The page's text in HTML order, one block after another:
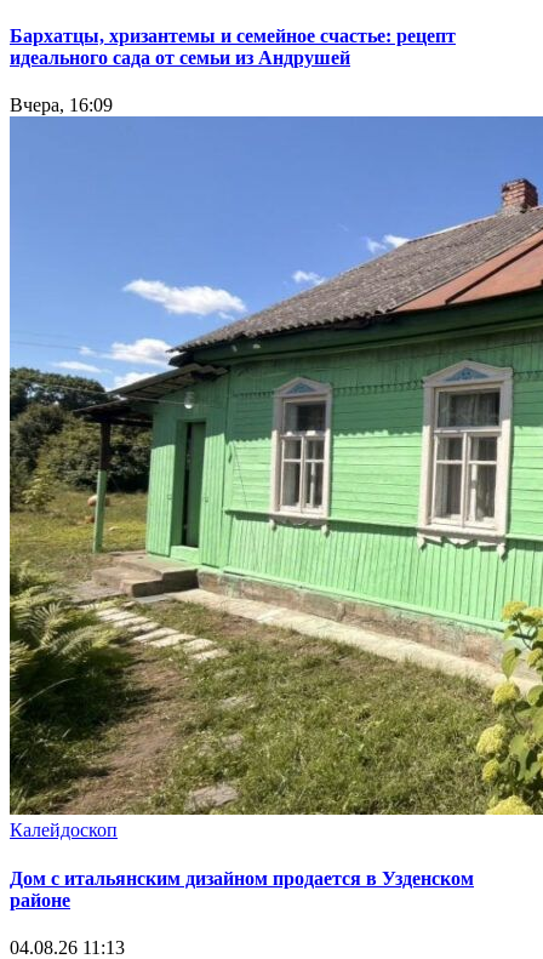
Бархатцы, хризантемы и семейное счастье: рецепт
идеального сада от семьи из Андрушей
Вчера, 16:09
Калейдоскоп
Дом с итальянским дизайном продается в Узденском
районе
04.08.26 11:13